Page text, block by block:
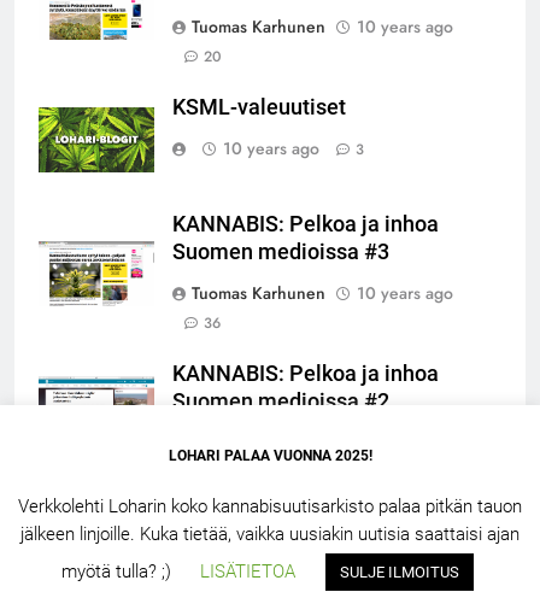
Tuomas Karhunen
10 years ago
20
KSML-valeuutiset
10 years ago
3
KANNABIS: Pelkoa ja inhoa
Suomen medioissa #3
Tuomas Karhunen
10 years ago
36
KANNABIS: Pelkoa ja inhoa
Suomen medioissa #2
LOHARI.NET 2.5 – 2026. Powered ByBlazeThemes
LOHARI PALAA VUONNA 2025!
Verkkolehti Loharin koko kannabisuutisarkisto palaa pitkän tauon
jälkeen linjoille. Kuka tietää, vaikka uusiakin uutisia saattaisi ajan
myötä tulla? ;)
LISÄTIETOA SULJE ILMOITUS